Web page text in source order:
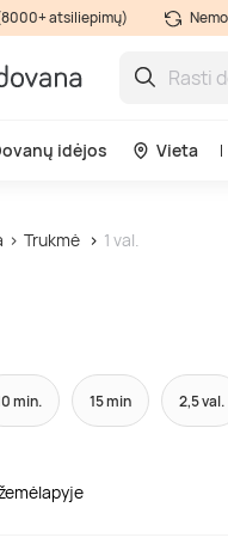
atsiliepimų)
idėjos Vieta
Trukmė 1 val.
min. 15 min 2,5 val.